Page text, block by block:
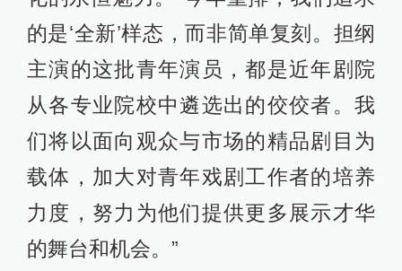
的是‘全新’样态，而非简单复刻。担纲
主演的这批青年演员，都是近年剧院
从各专业院校中遴选出的佼佼者。我
们将以面向观众与市场的精品剧目为
载体，加大对青年戏剧工作者的培养
力度，努力为他们提供更多展示才华
的舞台和机会。”